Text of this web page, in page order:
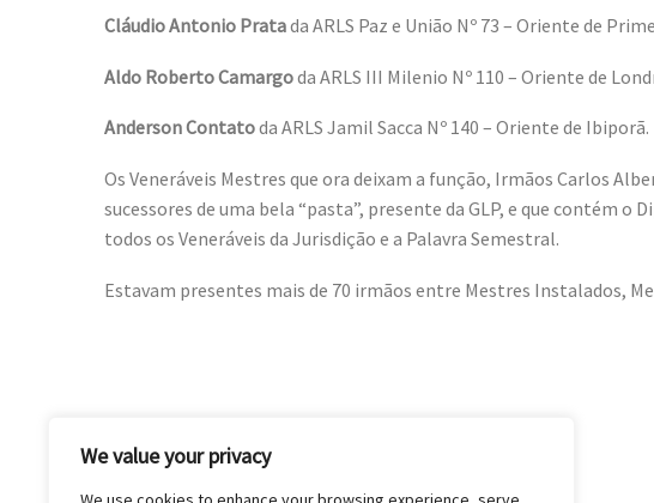
We value your privacy
Cláudio Antonio Pratada ARLS Paz e União Nº 73 – Oriente de
Aldo Roberto Camargoda ARLS III Milenio Nº 110 – Oriente de
Anderson Contatoda ARLS Jamil Sacca Nº 140 – Oriente de Ibiporã.
Os Veneráveis Mestres que ora deixam a função, Irmãos Carlos
sucessores de uma bela “pasta”, presente da GLP, e que contém
todos os Veneráveis da Jurisdição e a Palavra Semestral.
Estavam presentes mais de 70 irmãos entre Mestres Instalados,